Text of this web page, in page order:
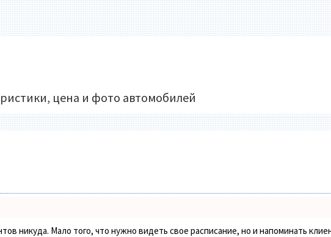
цена и фото автомобилей
никуда. Мало того, что нужно видеть свое расписание, но и напоминать